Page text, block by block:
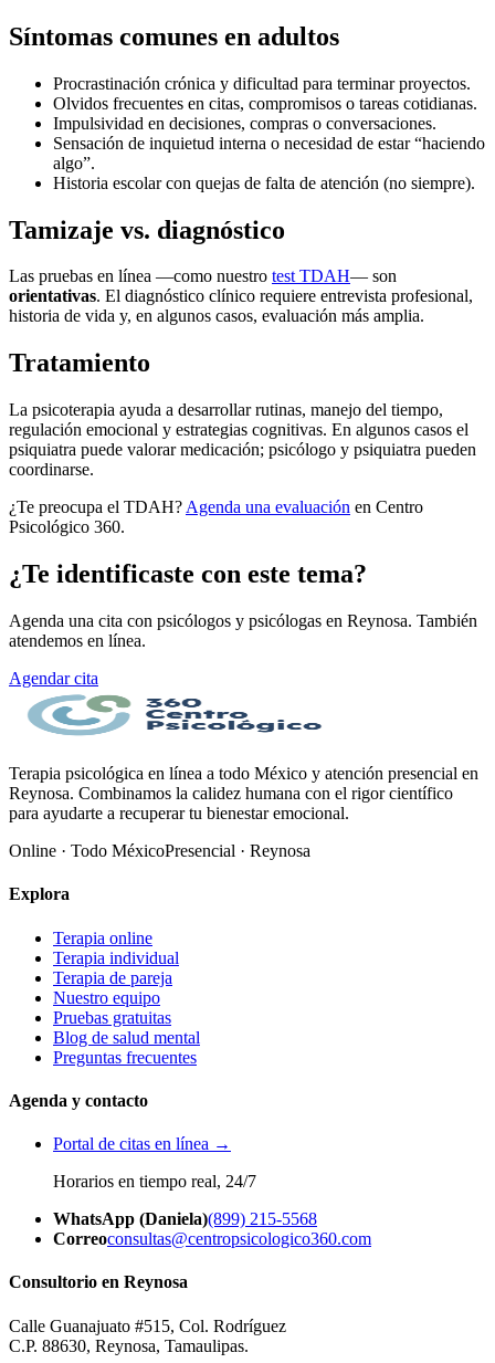
Síntomas comunes en adultos
Procrastinación crónica y dificultad para terminar proyectos.
Olvidos frecuentes en citas, compromisos o tareas cotidianas.
Impulsividad en decisiones, compras o conversaciones.
Sensación de inquietud interna o necesidad de estar “haciendo
algo”.
Historia escolar con quejas de falta de atención (no siempre).
Tamizaje vs. diagnóstico
Las pruebas en línea —como nuestro test TDAH— son
orientativas. El diagnóstico clínico requiere entrevista profesional,
historia de vida y, en algunos casos, evaluación más amplia.
Tratamiento
La psicoterapia ayuda a desarrollar rutinas, manejo del tiempo,
regulación emocional y estrategias cognitivas. En algunos casos el
psiquiatra puede valorar medicación; psicólogo y psiquiatra pueden
coordinarse.
¿Te preocupa el TDAH? Agenda una evaluación en Centro
Psicológico 360.
¿Te identificaste con este tema?
Agenda una cita con psicólogos y psicólogas en Reynosa. También
atendemos en línea.
Agendar cita
Terapia psicológica en línea a todo México y atención presencial en
Reynosa. Combinamos la calidez humana con el rigor científico
para ayudarte a recuperar tu bienestar emocional.
Online · Todo MéxicoPresencial · Reynosa
Explora
Terapia online
Terapia individual
Terapia de pareja
Nuestro equipo
Pruebas gratuitas
Blog de salud mental
Preguntas frecuentes
Agenda y contacto
Portal de citas en línea →
Horarios en tiempo real, 24/7
WhatsApp (Daniela)(899) 215-5568
Correoconsultas@centropsicologico360.com
Consultorio en Reynosa
Calle Guanajuato #515, Col. Rodríguez
C.P. 88630, Reynosa, Tamaulipas.